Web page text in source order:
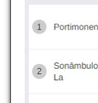
10.ªJornada